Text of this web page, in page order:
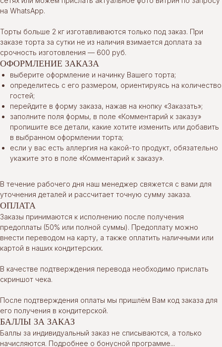
на WhatsApp.
Торты больше 2 кг изготавливаются только под заказ. При
заказе торта за сутки не из наличия взимается доплата за
срочность изготовления — 600 руб.
ОФОРМЛЕНИЕ ЗАКАЗА
выберите оформление и начинку Вашего торта;
определитесь с его размером, ориентируясь на количество
гостей;
перейдите в форму заказа, нажав на кнопку «Заказать»;
заполните поля формы, в поле «Комментарий к заказу»
пропишите все детали, какие хотите изменить или добавить
в выбранном оформлении торта;
если у вас есть аллергия на какой-то продукт, обязательно
укажите это в поле «Комментарий к заказу».
В течение рабочего дня наш менеджер свяжется с вами для
уточнения деталей и рассчитает точную сумму заказа.
ОПЛАТА
Заказы принимаются к исполнению после получения
предоплаты (50% или полной суммы). Предоплату можно
внести переводом на карту, а также оплатить наличными или
картой в наших кондитерских.
В качестве подтверждения перевода необходимо прислать
скриншот чека.
После подтверждения оплаты мы пришлём Вам код заказа для
его получения в кондитерской.
БАЛЛЫ ЗА ЗАКАЗ
Баллы за индивидуальный заказ не списываются, а только
начисляются. Подробнее о бонусной программе...